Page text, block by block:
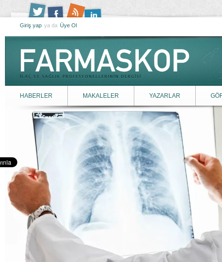
Giriş yap ya da Üye Ol
HABERLER MAKALELER YAZARLAR